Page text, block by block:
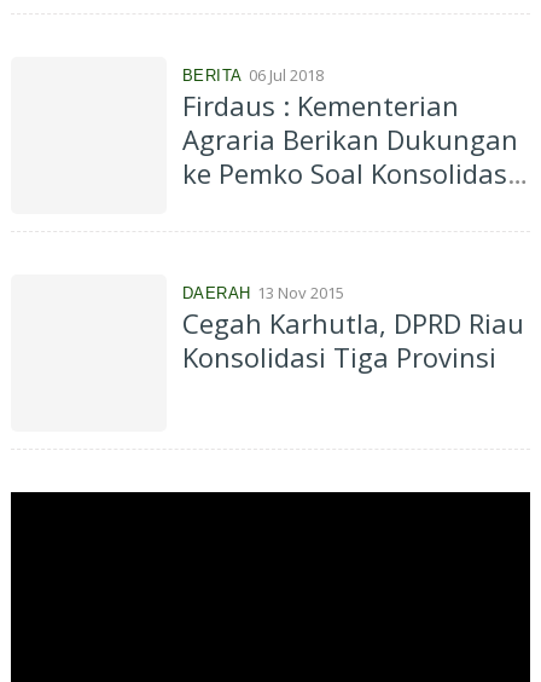
BERITA 06 Jul 2018
Firdaus : Kementerian
Agraria Berikan Dukungan
ke Pemko Soal Konsolidasi
DAERAH 13 Nov 2015
Cegah Karhutla, DPRD Riau
Konsolidasi Tiga Provinsi